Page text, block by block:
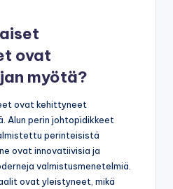
ovat
myötä?
ovat kehittyneet
Alun perin johtopidikkeet
perinteisistä
ovat innovatiivisia ja
valmistusmenetelmiä.
ovat yleistyneet, mikä